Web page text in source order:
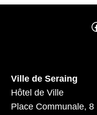
Facebook ville de seraing
Ville de Seraing
Hôtel de Ville
Place Communale, 8